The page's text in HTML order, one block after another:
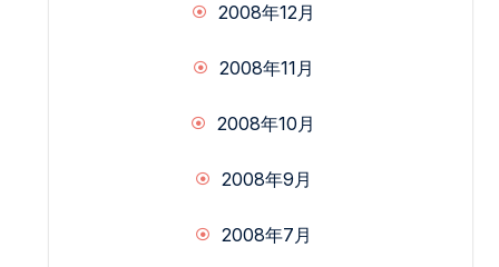
2008年12月
2008年11月
2008年10月
2008年9月
2008年7月